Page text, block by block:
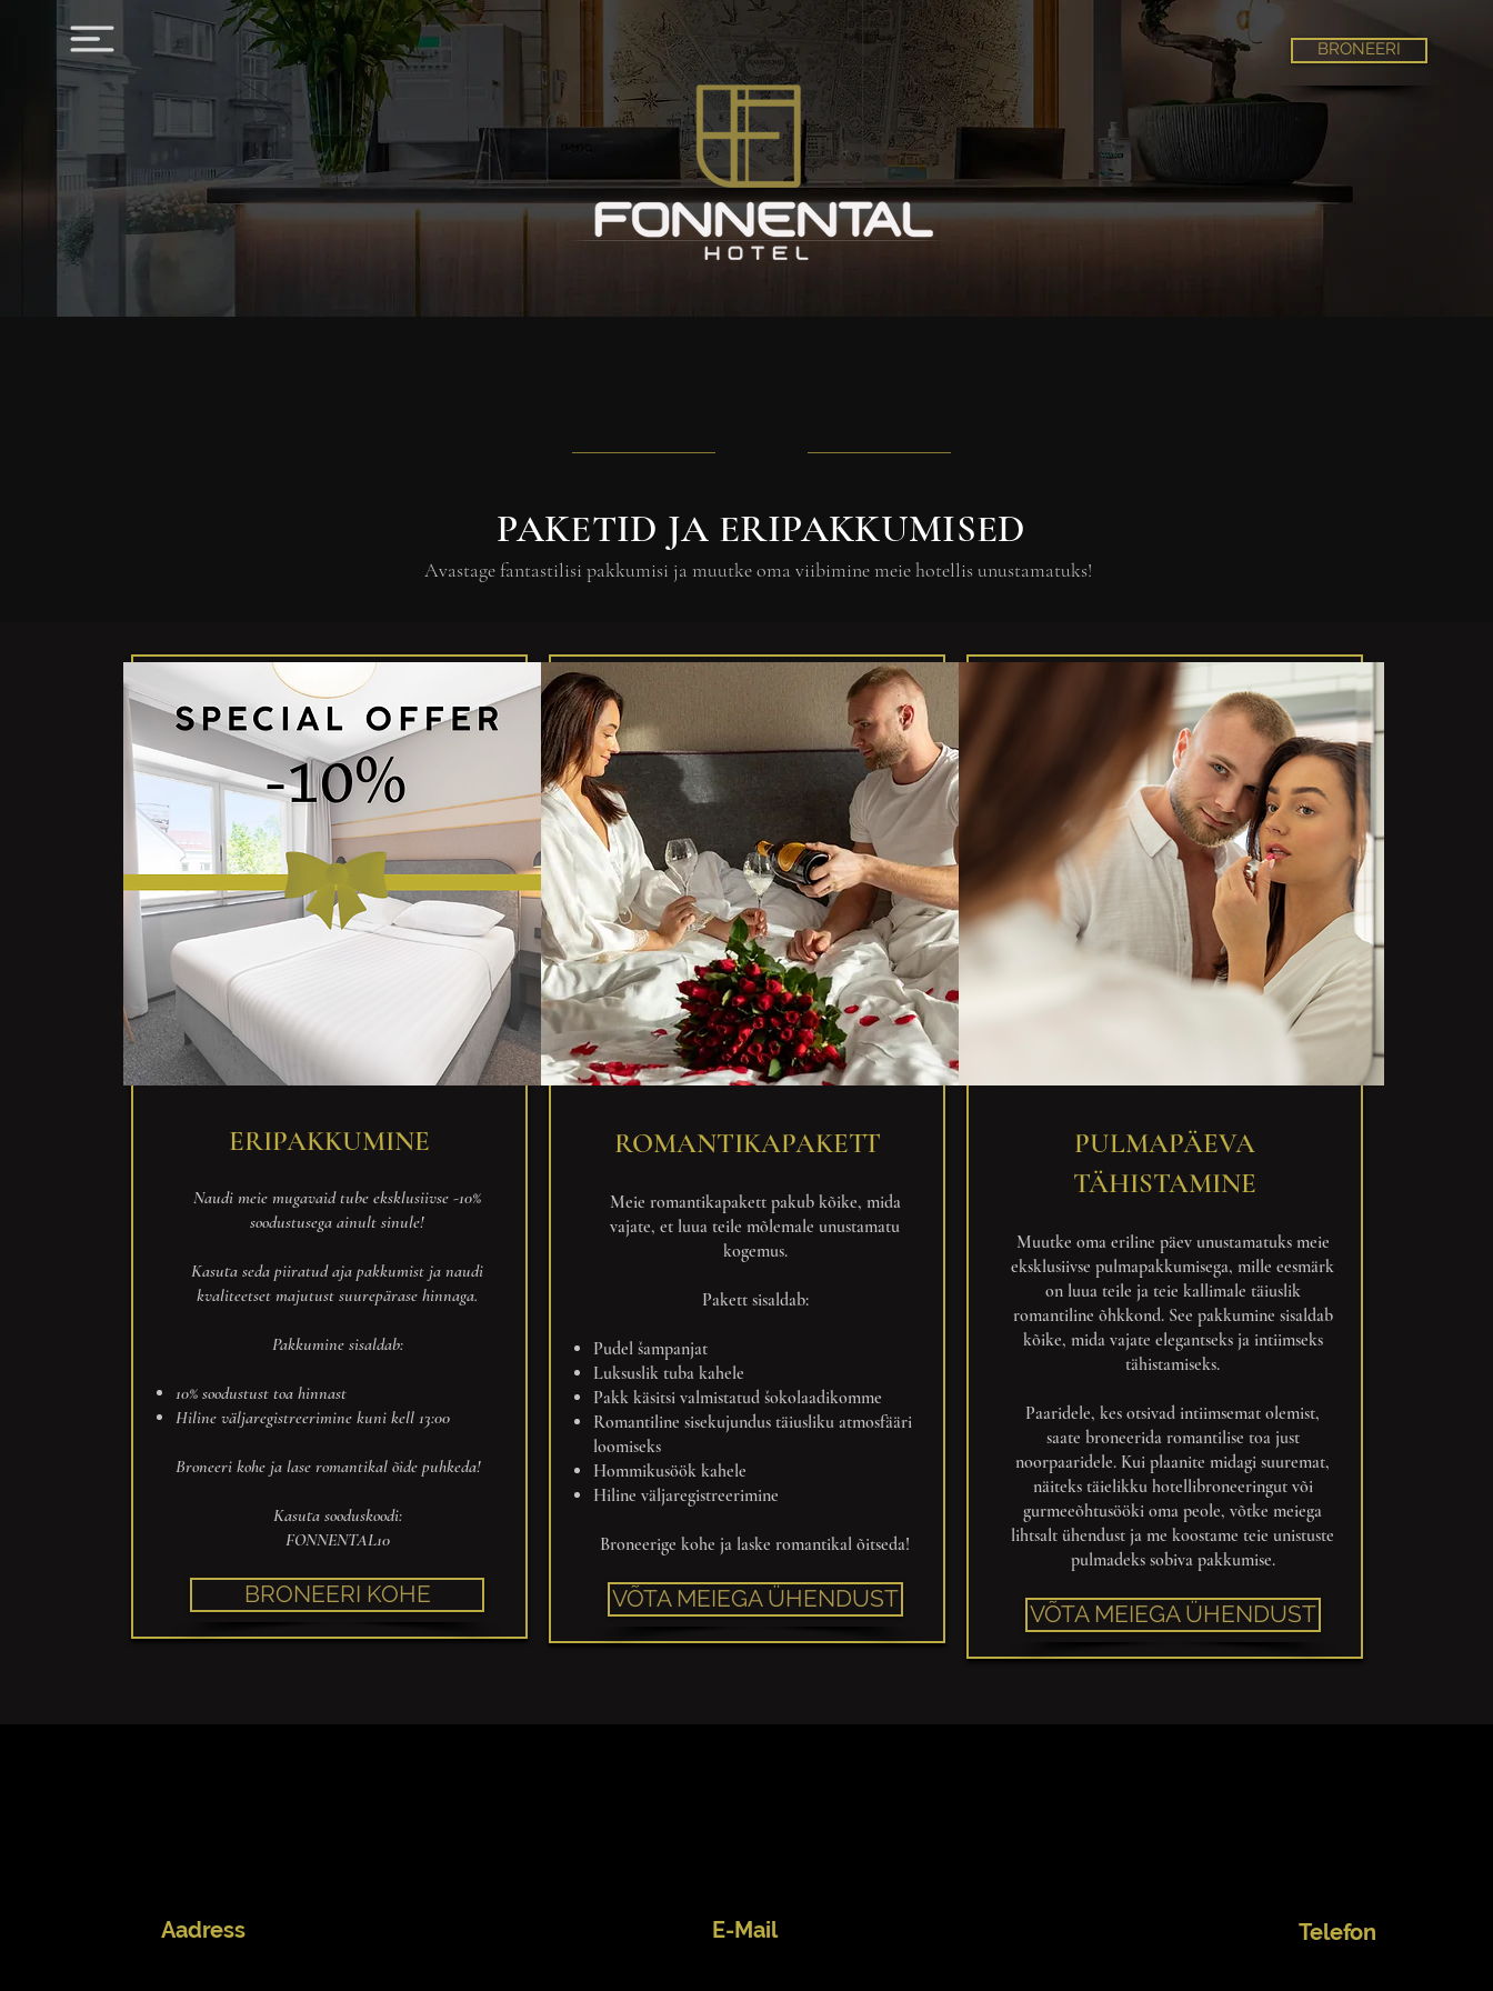
BRONEERI
PAKETID JA ERIPAKKUMISED
Avastage fantastilisi pakkumisi ja muutke oma viibimine meie hotellis unustamatuks!
ERIPAKKUMINE
Naudi meie mugavaid tube eksklusiivse -10%
soodustusega ainult sinule!
Kasuta seda piiratud aja pakkumist ja naudi
kvaliteetset majutust suurepärase hinnaga.
Pakkumine sisaldab:
10% soodustust toa hinnast
Hiline väljaregistreerimine kuni kell 13:00
Broneeri kohe ja lase romantikal õide puhkeda!
Kasuta sooduskoodi:
FONNENTAL10
BRONEERI KOHE
ROMANTIKAPAKETT
Meie romantikapakett pakub kõike, mida
vajate, et luua teile mõlemale unustamatu
kogemus.
Pakett sisaldab:
Pudel šampanjat
Luksuslik tuba kahele
Pakk käsitsi valmistatud šokolaadikomme
Romantiline sisekujundus täiusliku atmosfääri
loomiseks
Hommikusöök kahele
Hiline väljaregistreerimine
Broneerige kohe ja laske romantikal õitseda!
VÕTA MEIEGA ÜHENDUST
PULMAPÄEVA
TÄHISTAMINE
Muutke oma eriline päev unustamatuks meie
eksklusiivse pulmapakkumisega, mille eesmärk
on luua teile ja teie kallimale täiuslik
romantiline õhkkond. See pakkumine sisaldab
kõike, mida vajate elegantseks ja intiimseks
tähistamiseks.
Paaridele, kes otsivad intiimsemat olemist,
saate broneerida romantilise toa just
noorpaaridele. Kui plaanite midagi suuremat,
näiteks täielikku hotellibroneeringut või
gurmeeõhtusööki oma peole, võtke meiega
lihtsalt ühendust ja me koostame teie unistuste
pulmadeks sobiva pakkumise.
VÕTA MEIEGA ÜHENDUST
Aadress E-Mail Telefon